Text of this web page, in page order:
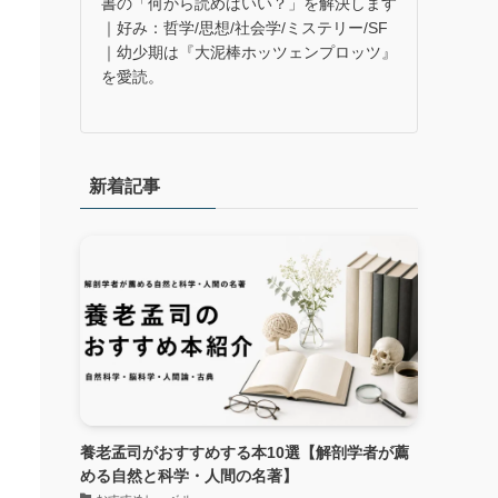
｜好み：哲学/思想/社会学/ミステリー/SF
｜幼少期は『大泥棒ホッツェンプロッツ』
を愛読。
新着記事
養老孟司がおすすめする本10選【解剖学者が薦
める自然と科学・人間の名著】